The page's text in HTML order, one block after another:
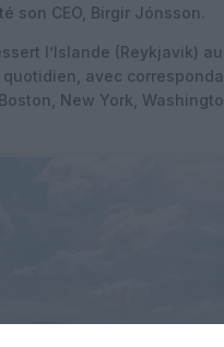
son CEO, Birgir Jónsson.
l’Islande (Reykjavik)
avec
New York,